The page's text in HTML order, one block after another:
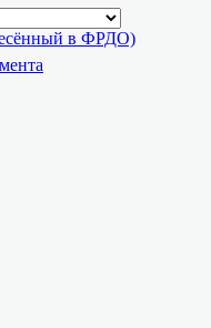
в ФРДО)